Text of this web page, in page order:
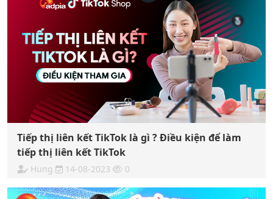
Tiếp thị liên kết TikTok là gì ? Điều kiện để làm
tiếp thị liên kết TikTok
Hung 14-08-2023 0